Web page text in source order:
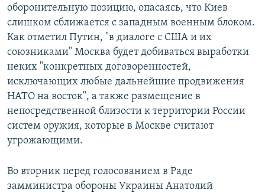
оборонительную позицию, опасаясь, что Киев
слишком сближается с западным военным блоком.
Как отметил Путин, "в диалоге с США и их
союзниками" Москва будет добиваться выработки
неких "конкретных договоренностей,
исключающих любые дальнейшие продвижения
НАТО на восток", а также размещение в
непосредственной близости к территории России
систем оружия, которые в Москве считают
угрожающими.
Во вторник перед голосованием в Раде
замминистра обороны Украины Анатолий